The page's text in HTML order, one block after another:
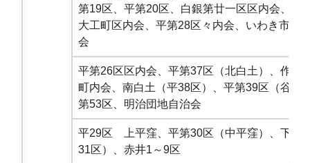
第19区、平第20区、白銀第廿一区区内会、平
大工町区内会、平第28区々内会、いわき市平
会
平第26区区内会、平第37区（北白土）、作町
町内会、南白土（平38区）、平第39区（谷川
第53区、明治団地自治会
平29区 上平窪、平第30区（中平窪）、下平
31区）、赤井1～9区